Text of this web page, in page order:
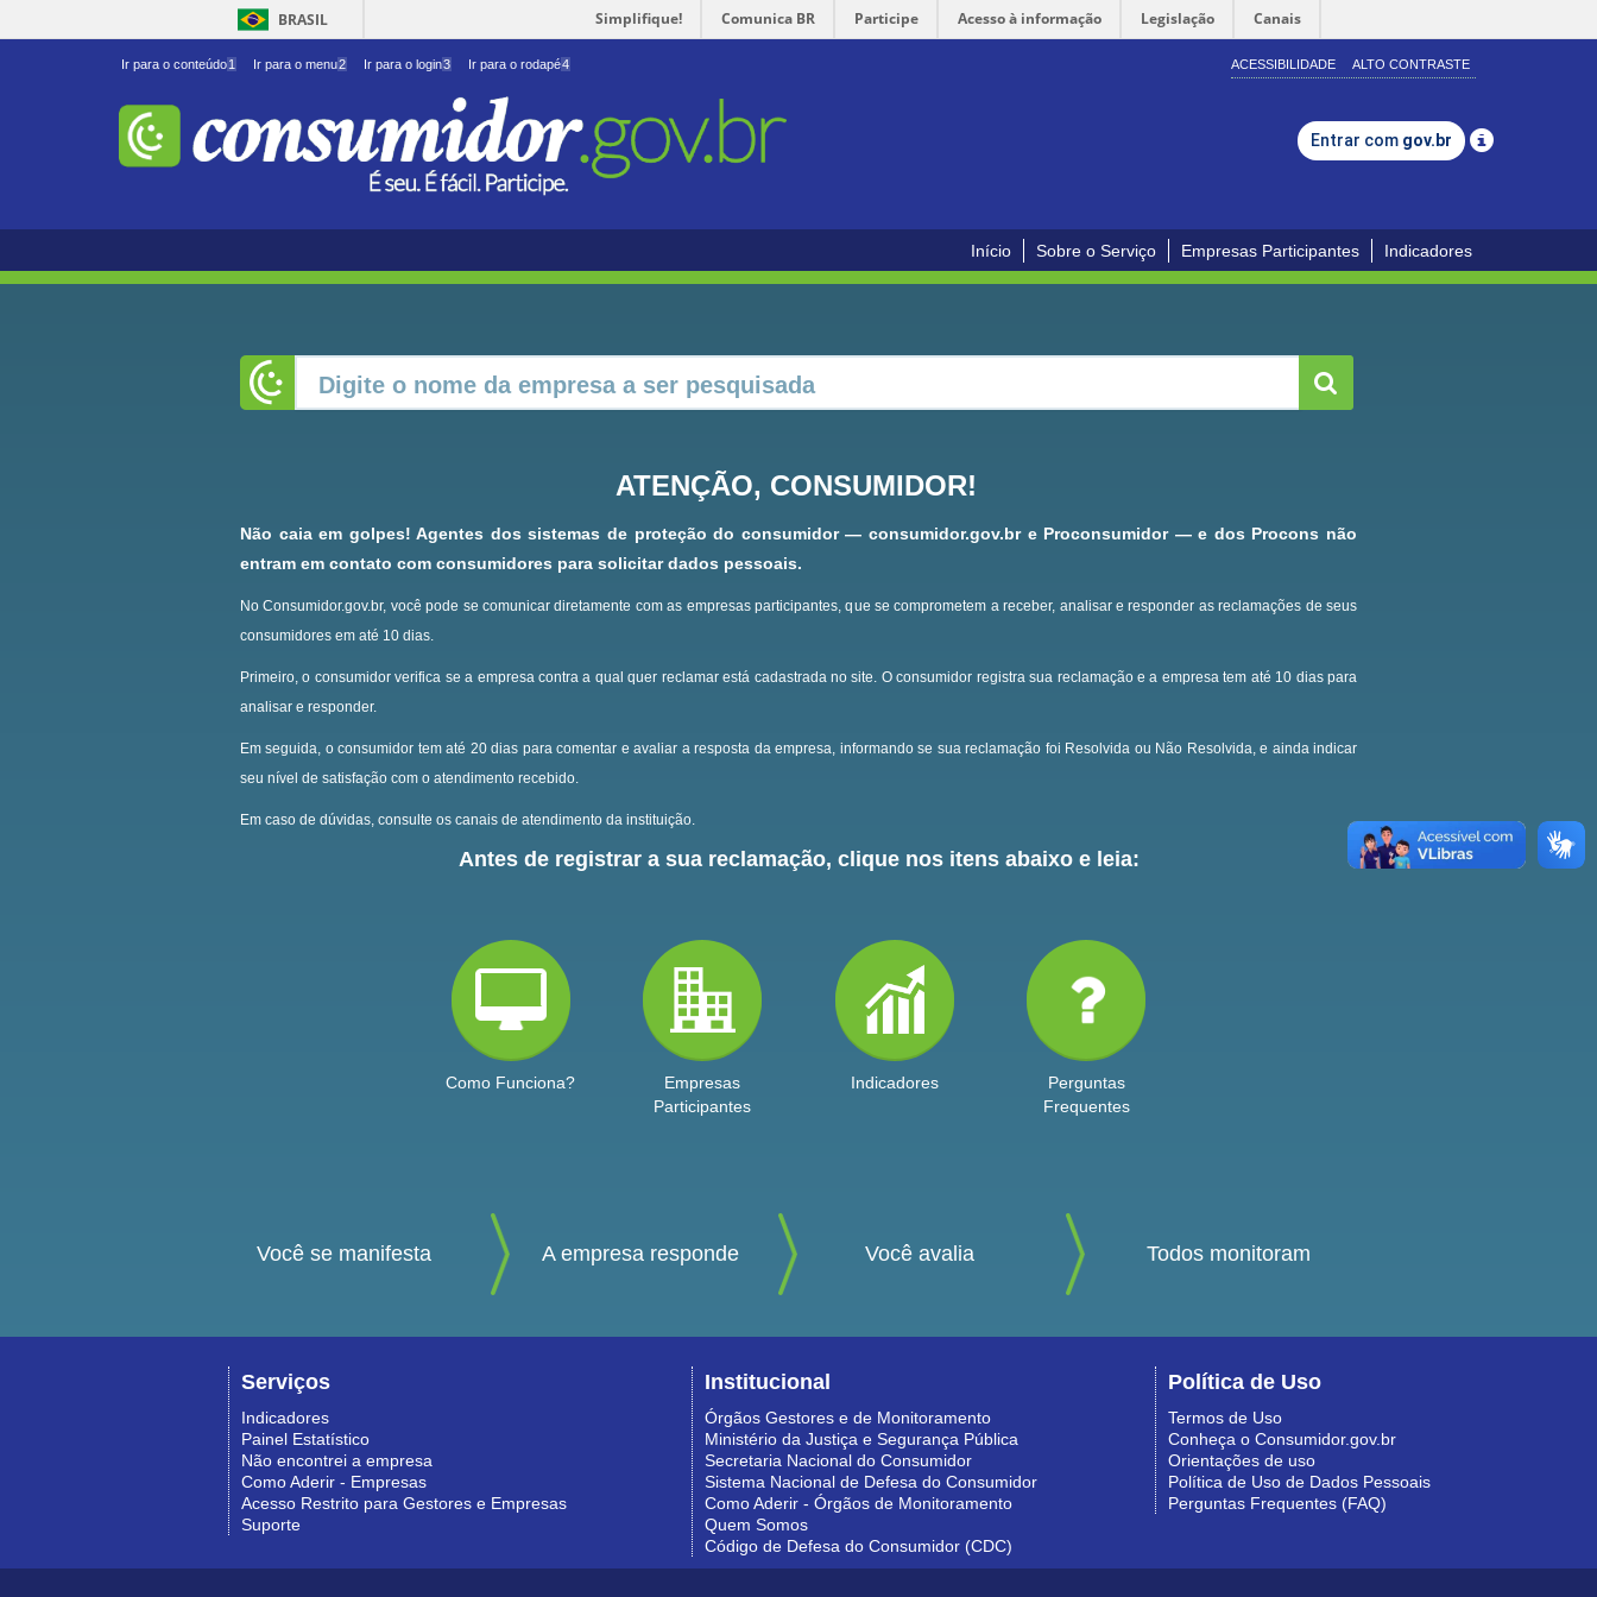
BRASIL Simplifique! Comunica BR Participe Acesso à informação Legislação Canais
Ir para o conteúdo1 Ir para o menu2 Ir para o login3 Ir para o rodapé4 ACESSIBILIDADE ALTO CONTRASTE
Entrar com gov.br
Início Sobre o Serviço Empresas Participantes Indicadores
ATENÇÃO, CONSUMIDOR!
Não caia em golpes! Agentes dos sistemas de proteção do consumidor — consumidor.gov.br e Proconsumidor — e dos Procons não
entram em contato com consumidores para solicitar dados pessoais.
No Consumidor.gov.br, você pode se comunicar diretamente com as empresas participantes, que se comprometem a receber, analisar e responder as reclamações de seus
consumidores em até 10 dias.
Primeiro, o consumidor verifica se a empresa contra a qual quer reclamar está cadastrada no site. O consumidor registra sua reclamação e a empresa tem até 10 dias para
analisar e responder.
Em seguida, o consumidor tem até 20 dias para comentar e avaliar a resposta da empresa, informando se sua reclamação foi Resolvida ou Não Resolvida, e ainda indicar
seu nível de satisfação com o atendimento recebido.
Em caso de dúvidas, consulte os canais de atendimento da instituição.
Antes de registrar a sua reclamação, clique nos itens abaixo e leia:
Como Funciona?
Empresas
Participantes
Indicadores
Perguntas
Frequentes
Você se manifesta A empresa responde Você avalia Todos monitoram
Serviços
Indicadores
Painel Estatístico
Não encontrei a empresa
Como Aderir - Empresas
Acesso Restrito para Gestores e Empresas
Suporte
Institucional
Órgãos Gestores e de Monitoramento
Ministério da Justiça e Segurança Pública
Secretaria Nacional do Consumidor
Sistema Nacional de Defesa do Consumidor
Como Aderir - Órgãos de Monitoramento
Quem Somos
Código de Defesa do Consumidor (CDC)
Política de Uso
Termos de Uso
Conheça o Consumidor.gov.br
Orientações de uso
Política de Uso de Dados Pessoais
Perguntas Frequentes (FAQ)